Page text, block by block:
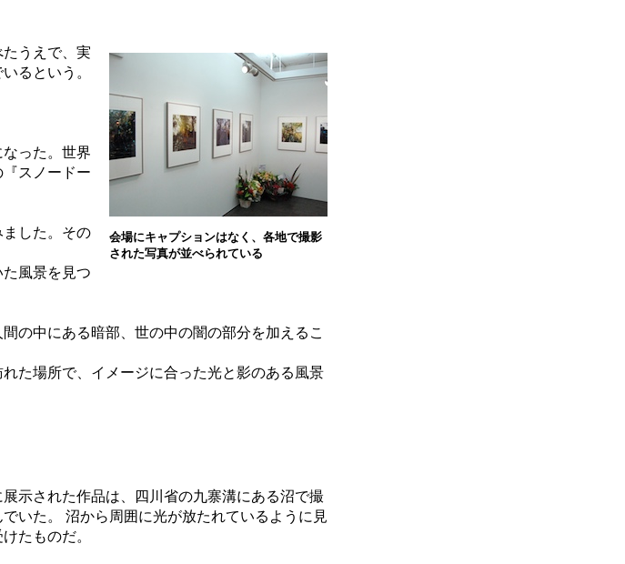
会場にキャプションはなく、各地で撮影
された写真が並べられている
うえで、実
るという。
った。世界
スノードー
ました。その
風景を見つ
の中にある暗部、世の中の闇の部分を加えるこ
た場所で、イメージに合った光と影のある風景
示された作品は、四川省の九寨溝にある沼で撮
いた。 沼から周囲に光が放たれているように見
たものだ。